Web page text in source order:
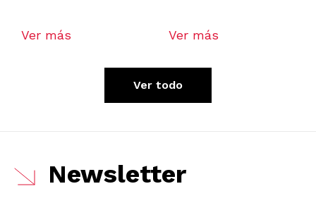
Ver más Ver más
Ver todo
Newsletter